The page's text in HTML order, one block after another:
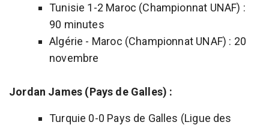
Tunisie 1-2 Maroc (Championnat UNAF) :
90 minutes
Algérie - Maroc (Championnat UNAF) : 20
novembre
Jordan James (Pays de Galles) :
Turquie 0-0 Pays de Galles (Ligue des